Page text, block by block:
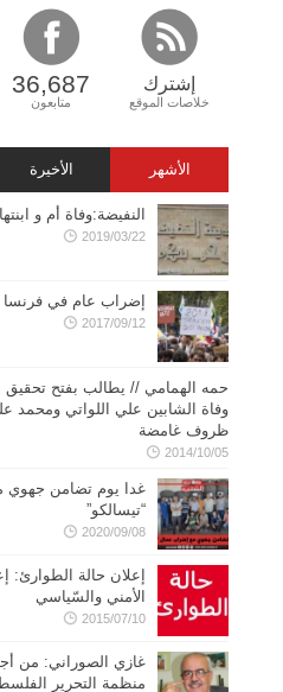
إشترك
خلاصات الموقع
36,687
متابعون
الأشهر الأخيرة
النفيضة:وفاة أم و
2019/03/22
إضراب عام في فرنسا
2017/09/12
حمه الهمامي // يطالب بفتح
وفاة الشابين علي اللواتي
ظروف غامضة
2014/10/05
غدا يوم تضامن جهوي
“تيسالكو”
2020/09/08
إعلان حالة
الأمني والسّياسي
2015/07/10
غازي الصوراني: من
منظمة التحرير